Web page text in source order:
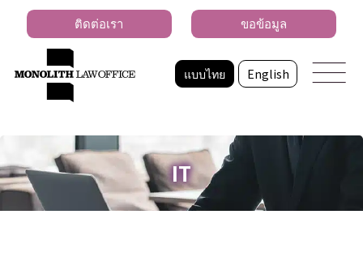
แบบไทย English
ติดต่อเรา ขอข้อมูล
IT